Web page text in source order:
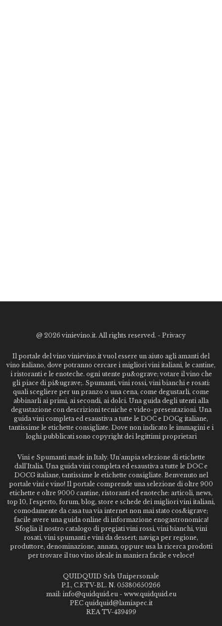
@ 2026 vinievino.it. All rights reserved. - Privacy
Il portale del vino vinievino.it vuol essere un aiuto agli amanti del
vino italiano, dove potranno cercare i migliori vini italiani, le cantine,
i ristoranti e le enoteche. ogni utente pu&ograve; votare il vino che
gli piace di pi&ugrave;. Spumanti, vini rossi, vini bianchi e rosati:
quali scegliere per un pranzo o una cena, come degustarli, come
abbinarli ai primi, ai secondi, ai dolci. Una guida degli utenti alla
degustazione con descrizioni tecniche e video-presentazioni. Una
guida vini completa ed esaustiva a tutte le DOC e DOCg italiane,
tantissime le etichette consigliate. Dove non indicato le immagini e i
loghi pubblicati sono copyright dei legittimi proprietari
Vini e Spumanti made in Italy. Un'ampia selezione di etichette
dall'Italia. Una guida vini completa ed esaustiva a tutte le DOC e
DOCG italiane, tantissime le etichette consigliate. Benvenuto nel
portale vini e vino! Il portale comprende una selezione di oltre 900
etichette e oltre 9000 cantine, ristoranti ed enoteche: articoli, news,
top 10, l'esperto, forum, blog, store e schede dei migliori vini italiani,
comodamente da casa tua via internet non mai stato cos&igrave;
facile avere una guida online di informazione enogastronomica!
Sfoglia il nostro catalogo di pregiati vini rossi, vini bianchi, vini
rosati, vini spumanti e vini da dessert; naviga per regione,
produttore, denominazione, annata, oppure usa la ricerca prodotti
per trovare il tuo vino ideale in maniera facile e veloce!
QUIDQUID Srls Unipersonale
P.I., C.F.TV-BL. N. 05380650266
mail: info@quidquid.eu - www.quidquid.eu
PEC quidquid@lamiapec.it
REA TV-439499